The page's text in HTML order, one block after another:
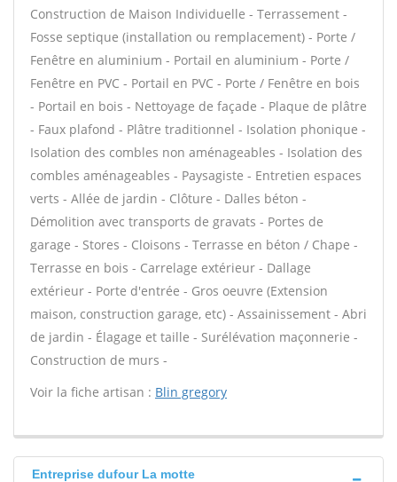
Construction de Maison Individuelle - Terrassement -
Fosse septique (installation ou remplacement) - Porte /
Fenêtre en aluminium - Portail en aluminium - Porte /
Fenêtre en PVC - Portail en PVC - Porte / Fenêtre en bois
- Portail en bois - Nettoyage de façade - Plaque de plâtre
- Faux plafond - Plâtre traditionnel - Isolation phonique -
Isolation des combles non aménageables - Isolation des
combles aménageables - Paysagiste - Entretien espaces
verts - Allée de jardin - Clôture - Dalles béton -
Démolition avec transports de gravats - Portes de
garage - Stores - Cloisons - Terrasse en béton / Chape -
Terrasse en bois - Carrelage extérieur - Dallage
extérieur - Porte d'entrée - Gros oeuvre (Extension
maison, construction garage, etc) - Assainissement - Abri
de jardin - Élagage et taille - Surélévation maçonnerie -
Construction de murs -
Voir la fiche artisan : Blin gregory
Entreprise dufour La motte